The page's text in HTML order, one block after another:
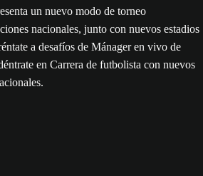
un nuevo modo de torneo
nacionales, junto con nuevos estadios
a desafíos de Mánager en vivo de
en Carrera de futbolista con nuevos